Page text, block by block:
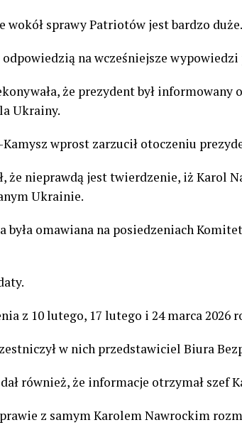
wokół sprawy Patriotów jest bardzo duże.
odpowiedzią na wcześniejsze
że prezydent był informowany
Ukrainy.
Kamysz wprost zarzucił otoczeniu
że nieprawdą jest twierdzenie, iż Karol
Ukrainie.
była omawiana na posiedzeniach
z 10 lutego, 17 lutego i 24 marca 2026
w nich przedstawiciel Biura
również, że informacje otrzymał szef
z samym Karolem Nawrockim